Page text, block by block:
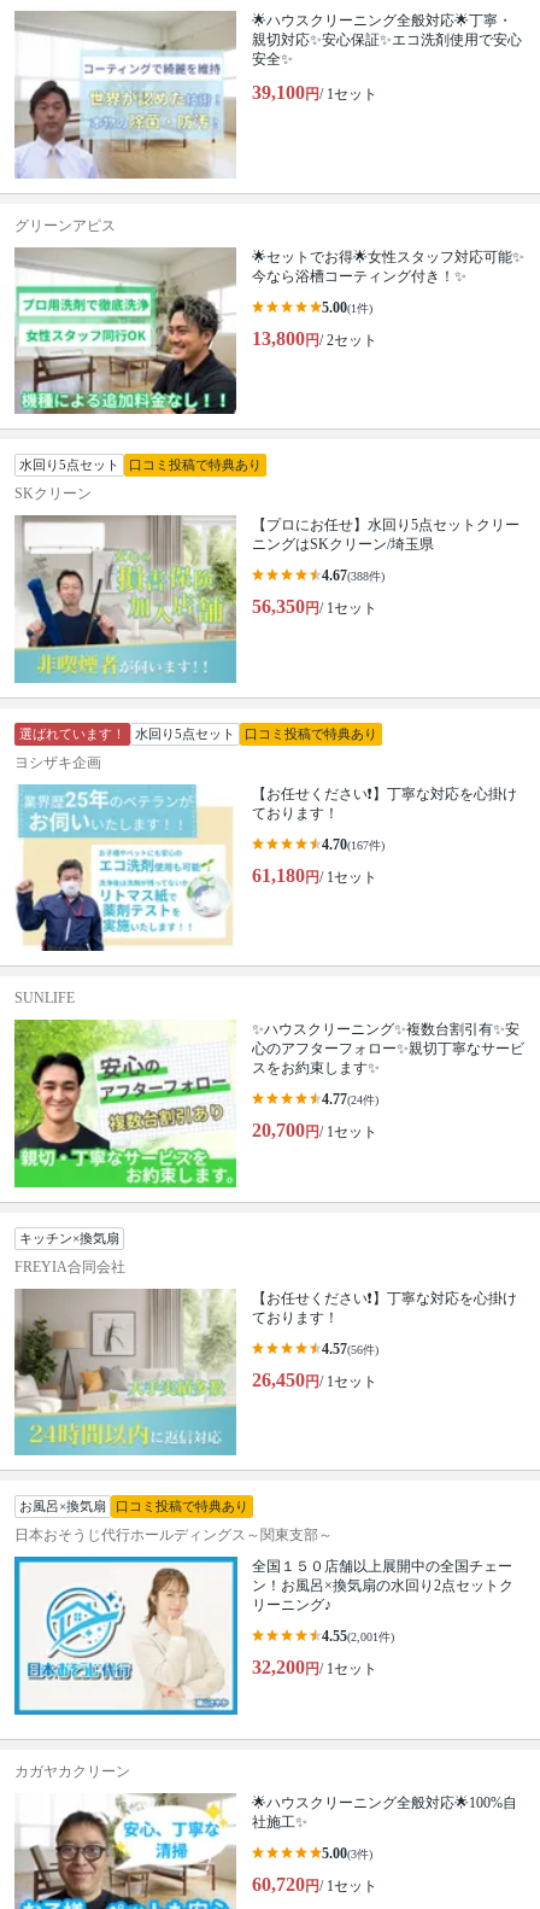
🌟ハウスクリーニング全般対応🌟丁寧・
親切対応✨安心保証✨エコ洗剤使用で安心
安全✨
39,100円/ 1セット
グリーンアピス
🌟セットでお得🌟女性スタッフ対応可能✨
今なら浴槽コーティング付き！✨
5.00(1件)
13,800円/ 2セット
水回り5点セット 口コミ投稿で特典あり
SKクリーン
【プロにお任せ】水回り5点セットクリー
ニングはSKクリーン/埼玉県
4.67(388件)
56,350円/ 1セット
選ばれています！ 水回り5点セット 口コミ投稿で特典あり
ヨシザキ企画
【お任せください❗️】丁寧な対応を心掛け
ております！
4.70(167件)
61,180円/ 1セット
SUNLIFE
✨ハウスクリーニング✨複数台割引有✨安
心のアフターフォロー✨親切丁寧なサービ
スをお約束します✨
4.77(24件)
20,700円/ 1セット
キッチン×換気扇
FREYIA合同会社
【お任せください❗️】丁寧な対応を心掛け
ております！
4.57(56件)
26,450円/ 1セット
お風呂×換気扇 口コミ投稿で特典あり
日本おそうじ代行ホールディングス～関東支部～
全国１５０店舗以上展開中の全国チェー
ン！お風呂×換気扇の水回り2点セットク
リーニング♪
4.55(2,001件)
32,200円/ 1セット
カガヤカクリーン
🌟ハウスクリーニング全般対応🌟100%自
社施工✨
5.00(3件)
60,720円/ 1セット